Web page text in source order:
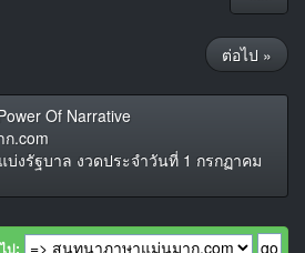
ต่อไป »
Of Narrative
.com
งรัฐบาล งวดประจำวันที่ 1 กรกฏาคม